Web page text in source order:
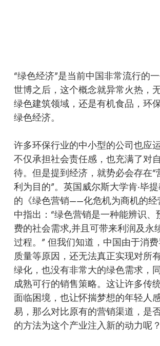
“绿色经济”是当前中国非常流行的
世博之后，这个概念就异常火热，
绿色建筑领域，还是有机食品，环
绿色经济。
许多环保行业的中小型的公司也应
不仅承担社会责任感，也充满了对
待。但是提到经济，就势必会存在“
利为目的”。英国威尔斯大学肯·毕
的《绿色营销——化危机为商机的经
中指出：“绿色营销是一种能辨识、
费的社会需求,并且可带来利润及永
过程。” 但我们知道，中国由于消
质量等原因，还无法真正实现对所
绿化，也没有非常大的绿色需求，
成熟可行的销售策略。这让许多传
面临困境，也让怀揣梦想的年轻人
易，那么对比原有的营销渠道，是
的方法为这个产业注入新的动力呢？